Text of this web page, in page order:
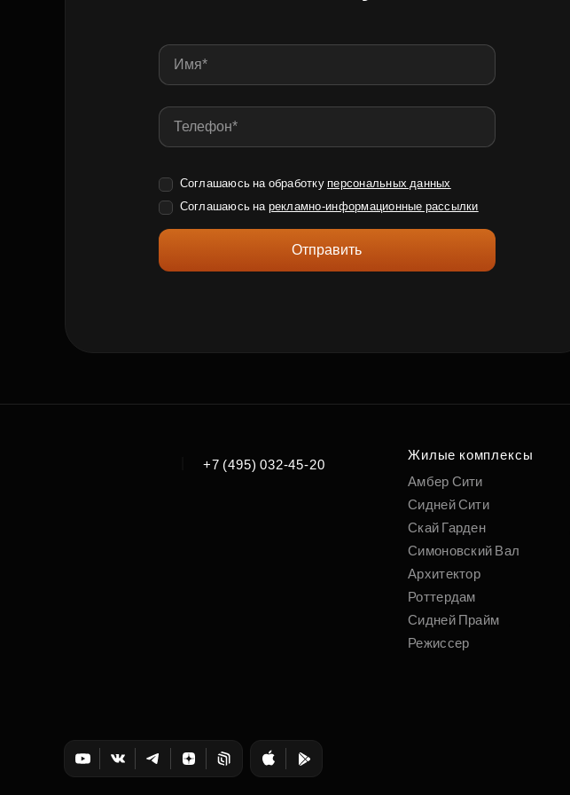
Соглашаюсь на обработку персональных данных
Соглашаюсь на рекламно-информационные рассылки
Отправить
+7 (495) 032-45-20
Жилые комплексы
Амбер Сити
Сидней Сити
Скай Гарден
Симоновский Вал
Архитектор
Роттердам
Сидней Прайм
Режиссер